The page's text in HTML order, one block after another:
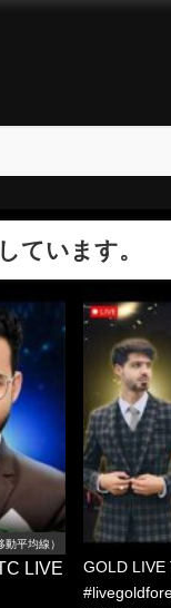
ています。
平均線）
LIVE
GOLD LIVE